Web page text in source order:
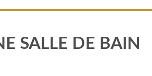
SALLE DE BAIN